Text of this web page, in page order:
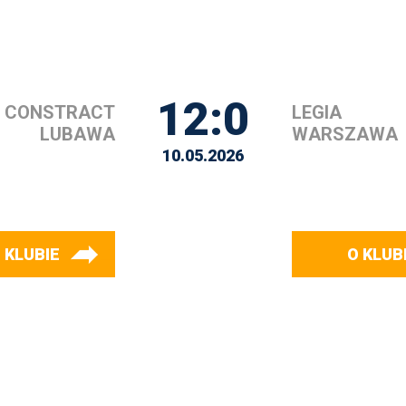
CONSTRACT
LUBAWA
KLUBIE
12:0
10.05.2026
LEGIA
WARSZAWA
O